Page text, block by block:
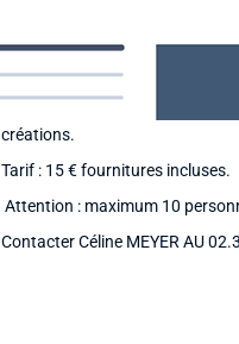
Anita vous accueillera à la salle
aider à créer vos bijoux en pâte
Technique du mille fiori.
créations.
Tarif : 15 € fournitures incluses.
Attention : maximum 10
Contacter Céline MEYER AU